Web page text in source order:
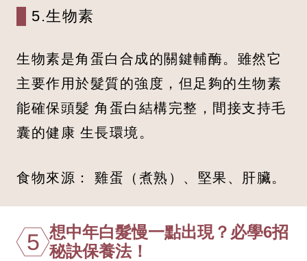
5.生物素
生物素是角蛋白合成的關鍵輔酶。雖然它
主要作用於髮質的強度，但足夠的生物素
能確保頭髮 角蛋白結構完整，間接支持毛
囊的健康 生長環境。
食物來源： 雞蛋（煮熟）、堅果、肝臟。
5 想中年白髮慢一點出現？必學6招
秘訣保養法！